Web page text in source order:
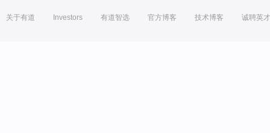
关于有道 Investors 有道智选 官方博客 技术博客 诚聘英才